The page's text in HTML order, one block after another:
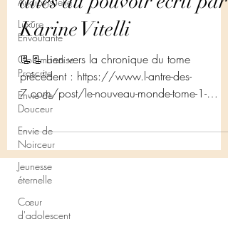
Luxure
Envoûtante
Gourmandise
Proscrite
Envie de
Douceur
Envie de
Noirceur
Jeunesse
éternelle
Cœur
d'adolescent
Karine Vitelli
📃📃 Lien vers la chronique du tome
précédent : https://www.l-antre-des-
7.com/post/le-nouveau-monde-tome-1-
iridium-%C3%A9crit-par-karine-...